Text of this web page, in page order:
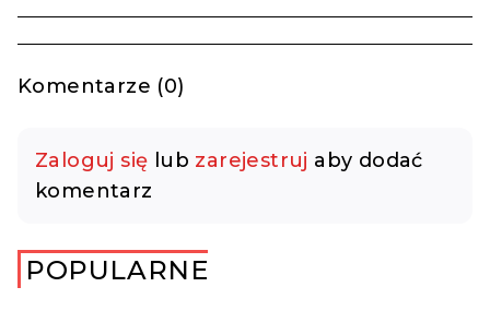
Komentarze (0)
Zaloguj się lub zarejestruj aby dodać
komentarz
POPULARNE